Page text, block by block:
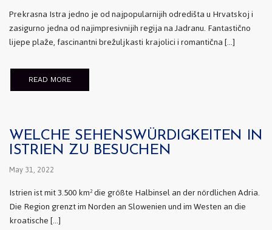
Prekrasna Istra jedno je od najpopularnijih odredišta u Hrvatskoj i
zasigurno jedna od najimpresivnijih regija na Jadranu. Fantastično
lijepe plaže, fascinantni brežuljkasti krajolici i romantična […]
READ MORE
WELCHE SEHENSWÜRDIGKEITEN IN
ISTRIEN ZU BESUCHEN
May 31, 2022
Istrien ist mit 3.500 km² die größte Halbinsel an der nördlichen Adria.
Die Region grenzt im Norden an Slowenien und im Westen an die
kroatische […]